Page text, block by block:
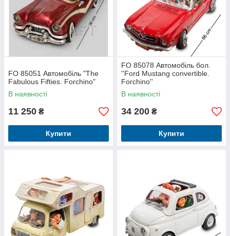
FO 85051 Автомобіль "The
Fabulous Fifties. Forchino"
В наявності
11 250 ₴
Купити
FO 85078 Автомобіль бол.
''Ford Mustang convertible.
Forchino''
В наявності
34 200 ₴
Купити